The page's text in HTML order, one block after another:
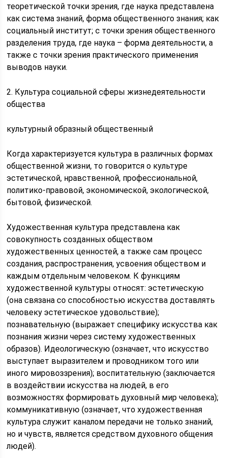
теоретической точки зрения, где наука представлена
как система знаний, форма общественного знания; как
социальный институт; с точки зрения общественного
разделения труда, где наука – форма деятельности, а
также с точки зрения практического применения
выводов науки.
2. Культура социальной сферы жизнедеятельности
общества
культурный образный общественный
Когда характеризуется культура в различных формах
общественной жизни, то говорится о культуре
эстетической, нравственной, профессиональной,
политико-правовой, экономической, экологической,
бытовой, физической.
Художественная культура представлена как
совокупность созданных обществом
художественных ценностей, а также сам процесс
создания, распространения, усвоения обществом и
каждым отдельным человеком. К функциям
художественной культуры относят: эстетическую
(она связана со способностью искусства доставлять
человеку эстетическое удовольствие);
познавательную (выражает специфику искусства как
познания жизни через систему художественных
образов). Идеологическую (означает, что искусство
выступает выразителем и проводником того или
иного мировоззрения); воспитательную (заключается
в воздействии искусства на людей, в его
возможностях формировать духовный мир человека);
коммуникативную (означает, что художественная
культура служит каналом передачи не только знаний,
но и чувств, является средством духовного общения
людей).